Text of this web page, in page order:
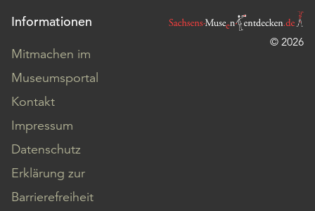
Informationen
Mitmachen im
Museumsportal
Kontakt
Impressum
Datenschutz
Erklärung zur
Barrierefreiheit
© 2026